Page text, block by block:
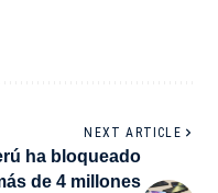
NEXT ARTICLE
ha bloqueado
de 4 millones